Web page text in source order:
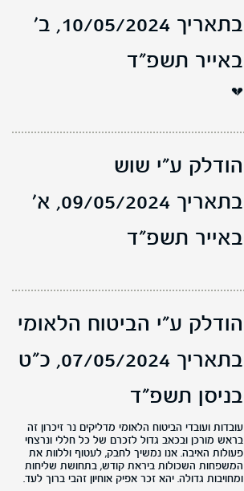
בתאריך 10/05/2024,
ב'
באייר תשפ"ד
💔
הודלק ע"י שוש
בתאריך 09/05/2024,
א'
באייר תשפ"ד
הודלק ע"י הביטוח הלאומי
בתאריך 07/05/2024,
כ"ט
בניסן תשפ"ד
עובדות ועובדי הביטוח הלאומי מדליקים נר זיכרון זה
בראש מורכן ובכאב גדול לזכרם של כל חללי ונרצחי
פעולות האיבה. אנו נמשיך לחבק, לעטוף וללוות את
המשפחות השכולות ביראת קודש, בתחושת שליחות
ומחויבות גדולה. יהא זכר אפיק אוחיון זהבי ברוך לעד.